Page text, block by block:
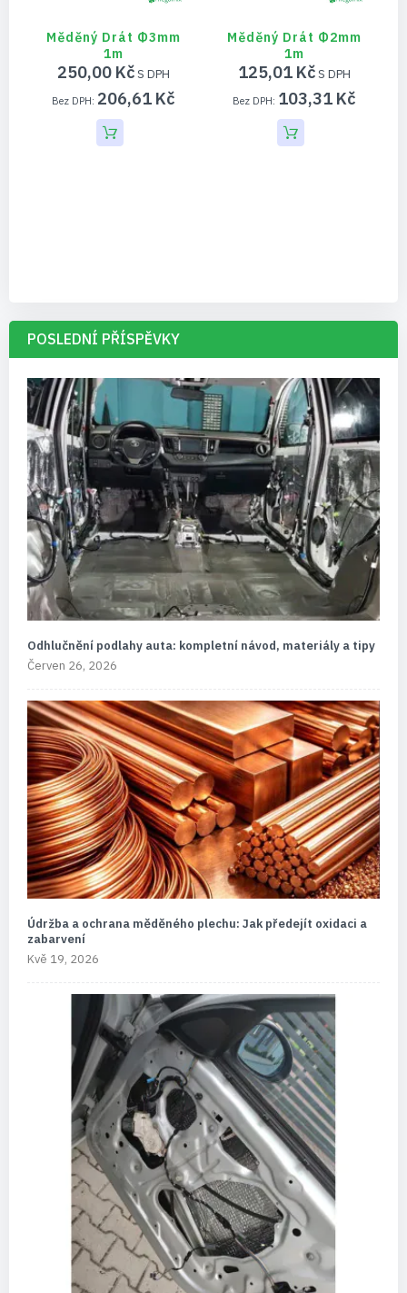
Měděný Drát Φ3mm
1m
250,00 Kč
206,61 Kč
Měděný Drát Φ2mm
1m
125,01 Kč
103,31 Kč
POSLEDNÍ PŘÍSPĚVKY
Odhlučnění podlahy auta: kompletní návod, materiály a tipy
Červen 26, 2026
Údržba a ochrana měděného plechu: Jak předejít oxidaci a
zabarvení
Kvě 19, 2026